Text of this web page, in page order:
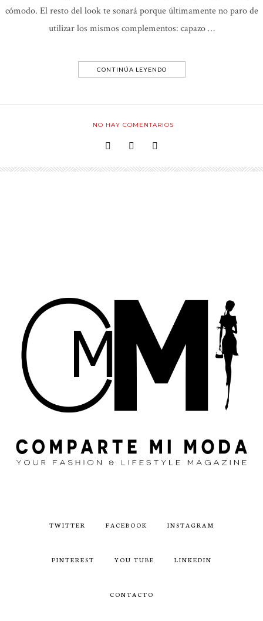
cómodo. El resto del look te sonará porque últimamente no paro de
utilizar los mismos complementos: capazo …
CONTINÚA LEYENDO
NO HAY COMENTARIOS
TWITTER FACEBOOK INSTAGRAM
PINTEREST YOU TUBE LINKEDIN
CONTACTO